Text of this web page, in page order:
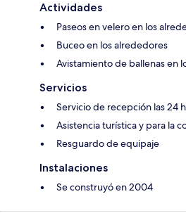
Actividades
Paseos en velero en los
Buceo en los alrededores
Avistamiento de ballenas en
Servicios
Servicio de recepción las 24
Asistencia turística y para la
Resguardo de equipaje
Instalaciones
Se construyó en 2004